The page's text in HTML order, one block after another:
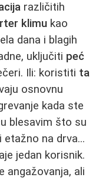
različitih
klimu kao
dana i blagih
uključiti peć
Ili: koristiti ta
osnovnu
kada ste
blesavim što su
na drva...
jedan korisnik.
angažovanja, ali